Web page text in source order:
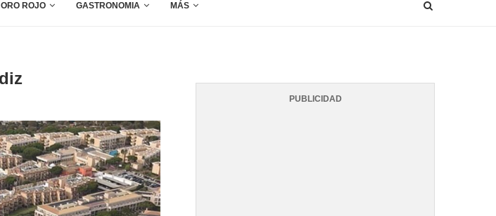
ORO ROJO GASTRONOMIA MÁS
PUBLICIDAD